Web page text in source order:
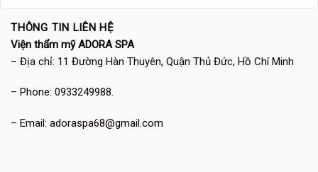
THÔNG TIN LIÊN HỆ
Viện thẩm mỹ ADORA SPA
– Địa chỉ: 11 Đường Hàn Thuyên, Quận Thủ Đức, Hồ Chí Minh
– Phone: 0933249988.
– Email: adoraspa68@gmail.com